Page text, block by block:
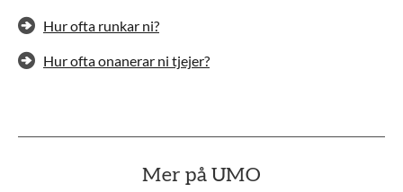
Hur ofta runkar ni?
Hur ofta onanerar ni tjejer?
Mer på UMO